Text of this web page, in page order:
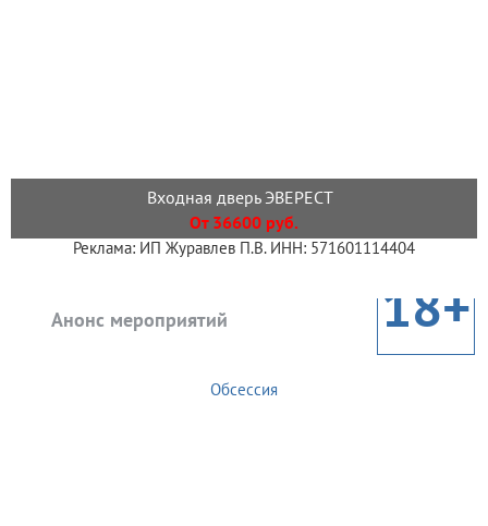
Входная дверь ЭВЕРЕСТ
От 36600 руб.
Реклама: ИП Журавлев П.В. ИНН: 571601114404
Анонс мероприятий 18+
Обсессия